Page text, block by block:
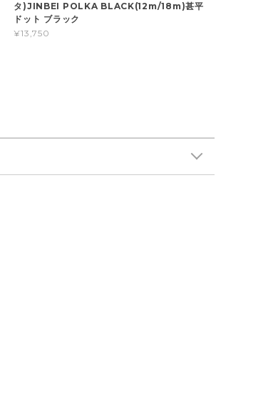
タ)JINBEI POLKA BLACK(12m/18m)甚平
ドット ブラック
¥13,750